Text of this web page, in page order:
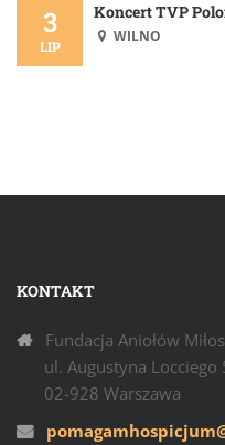
3
LIP
Koncert TVP
WILNO
KONTAKT
Fundacja Aniołów
ul. Augustyna Locciego
02-928 Warszawa